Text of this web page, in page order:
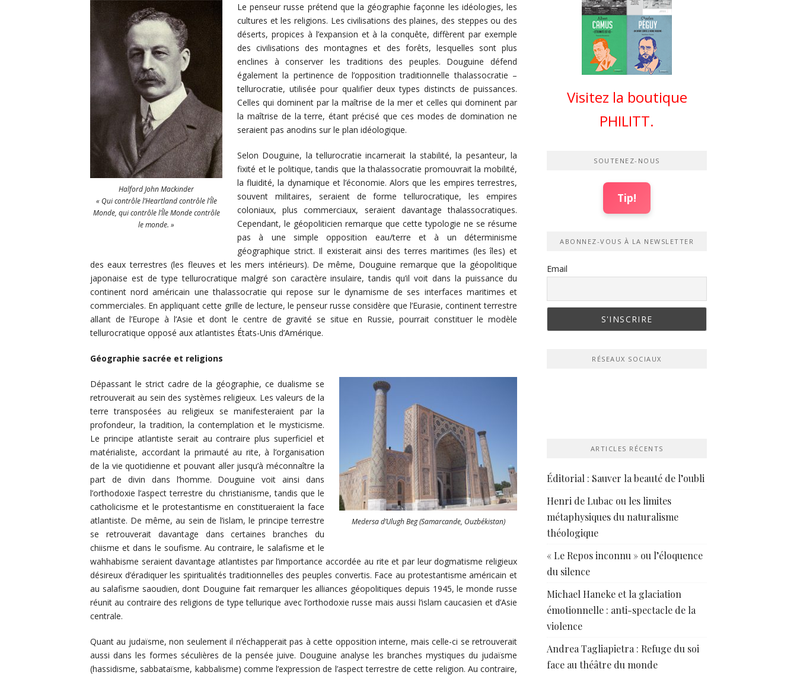
Halford John Mackinder
« Qui contrôle l’Heartland contrôle l’Île
Monde, qui contrôle l’Île Monde contrôle
le monde. »
Le penseur russe prétend que la géographie façonne les idéologies, les
cultures et les religions. Les civilisations des plaines, des steppes ou des
déserts, propices à l’expansion et à la conquête, diffèrent par exemple
des civilisations des montagnes et des forêts, lesquelles sont plus
enclines à conserver les traditions des peuples. Douguine défend
également la pertinence de l’opposition traditionnelle thalassocratie –
tellurocratie, utilisée pour qualifier deux types distincts de puissances.
Celles qui dominent par la maîtrise de la mer et celles qui dominent par
la maîtrise de la terre, étant précisé que ces modes de domination ne
seraient pas anodins sur le plan idéologique.
Selon Douguine, la tellurocratie incarnerait la stabilité, la pesanteur, la
fixité et le politique, tandis que la thalassocratie promouvrait la mobilité,
la fluidité, la dynamique et l’économie. Alors que les empires terrestres,
souvent militaires, seraient de forme tellurocratique, les empires
coloniaux, plus commerciaux, seraient davantage thalassocratiques.
Cependant, le géopoliticien remarque que cette typologie ne se résume
pas à une simple opposition eau/terre et à un déterminisme
géographique strict. Il existerait ainsi des terres maritimes (les îles) et
des eaux terrestres (les fleuves et les mers intérieurs). De même, Douguine remarque que la géopolitique
japonaise est de type tellurocratique malgré son caractère insulaire, tandis qu’il voit dans la puissance du
continent nord américain une thalassocratie qui repose sur le dynamisme de ses interfaces maritimes et
commerciales. En appliquant cette grille de lecture, le penseur russe considère que l’Eurasie, continent terrestre
allant de l’Europe à l’Asie et dont le centre de gravité se situe en Russie, pourrait constituer le modèle
tellurocratique opposé aux atlantistes États-Unis d’Amérique.
Géographie sacrée et religions
Medersa d’Ulugh Beg (Samarcande, Ouzbékistan)
Dépassant le strict cadre de la géographie, ce dualisme se
retrouverait au sein des systèmes religieux. Les valeurs de la
terre transposées au religieux se manifesteraient par la
profondeur, la tradition, la contemplation et le mysticisme.
Le principe atlantiste serait au contraire plus superficiel et
matérialiste, accordant la primauté au rite, à l’organisation
de la vie quotidienne et pouvant aller jusqu’à méconnaître la
part de divin dans l’homme. Douguine voit ainsi dans
l’orthodoxie l’aspect terrestre du christianisme, tandis que le
catholicisme et le protestantisme en constitueraient la face
atlantiste. De même, au sein de l’islam, le principe terrestre
se retrouverait davantage dans certaines branches du
chiisme et dans le soufisme. Au contraire, le salafisme et le
wahhabisme seraient davantage atlantistes par l’importance accordée au rite et par leur dogmatisme religieux
désireux d’éradiquer les spiritualités traditionnelles des peuples convertis. Face au protestantisme américain et
au salafisme saoudien, dont Douguine fait remarquer les alliances géopolitiques depuis 1945, le monde russe
réunit au contraire des religions de type tellurique avec l’orthodoxie russe mais aussi l’islam caucasien et d’Asie
centrale.
Quant au judaïsme, non seulement il n’échapperait pas à cette opposition interne, mais celle-ci se retrouverait
aussi dans les formes séculières de la pensée juive. Douguine analyse les branches mystiques du judaïsme
(hassidisme, sabbataïsme, kabbalisme) comme l’expression de l’aspect terrestre de cette religion. Au contraire,
Visitez la boutique
PHILITT.
SOUTENEZ-NOUS
Tip!
ABONNEZ-VOUS À LA NEWSLETTER
Email
RÉSEAUX SOCIAUX
ARTICLES RÉCENTS
Éditorial : Sauver la beauté de l’oubli
Henri de Lubac ou les limites
métaphysiques du naturalisme
théologique
« Le Repos inconnu » ou l’éloquence
du silence
Michael Haneke et la glaciation
émotionnelle : anti-spectacle de la
violence
Andrea Tagliapietra : Refuge du soi
face au théâtre du monde